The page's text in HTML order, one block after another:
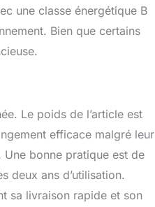
une classe énergétique B
Bien que certains
Le poids de l’article est
efficace malgré leur
bonne pratique est de
deux ans d’utilisation.
sa livraison rapide et son